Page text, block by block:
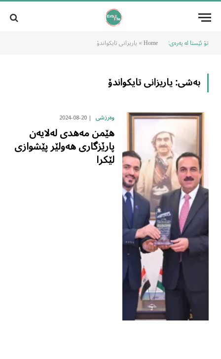
تۆ ئێستا لە پەرەی: Home
» یاریزانی تایکواندۆ
بەشی:یاریزانی تایکواندۆ
وەرزشی 2024-08-20
هێمن مەهدی لەلایەن
پارێزگاری هەولێر پێشوازی
لێکرا